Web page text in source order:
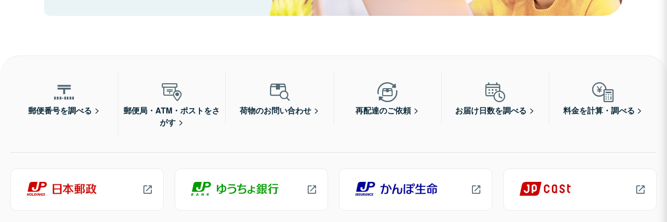
郵便番号を調べる
郵便局・ATM・ポストをさ
がす
荷物のお問い合わせ 再配達のご依頼 お届け日数を調べる 料金を計算・調べる